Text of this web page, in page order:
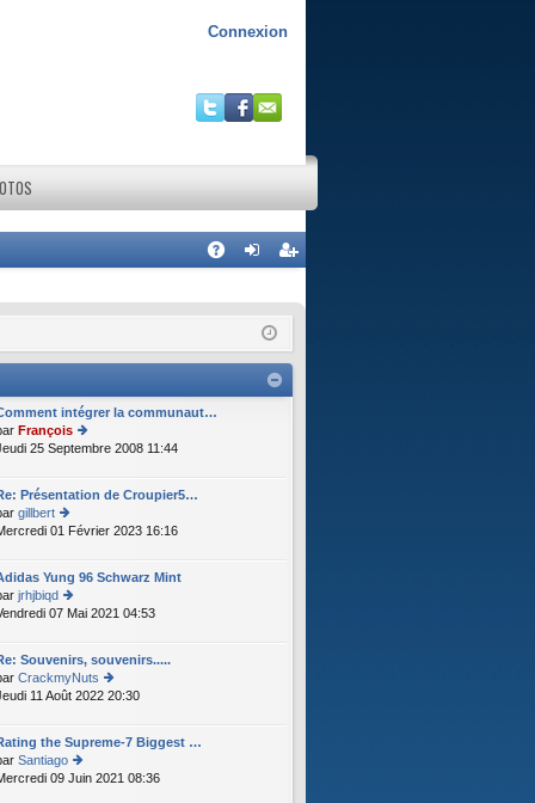
Connexion
on on
intégrer la communaut…
François
o
ult
le
er
er
e
s
s
a
25 Septembre 2008 11:44
Présentation de Croupier5…
gillbert
o
ult
er
le
er
ni
er
e
s
s
a
01 Février 2023 16:16
Yung 96 Schwarz Mint
jrhjbiqd
o
ult
er
le
er
ni
er
07 Mai 2021 04:53
Souvenirs, souvenirs.....
CrackmyNuts
o
ult
le
11 Août 2022 20:30
the Supreme-7 Biggest …
Santiago
o
09 Juin 2021 08:36